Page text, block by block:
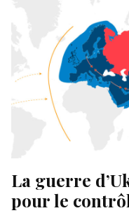
La guerre
pour le